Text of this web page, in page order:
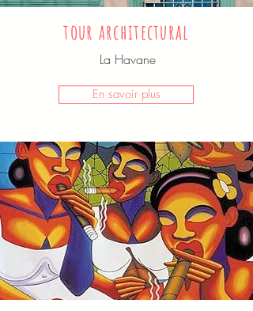
tour architectural
La Havane
En savoir plus